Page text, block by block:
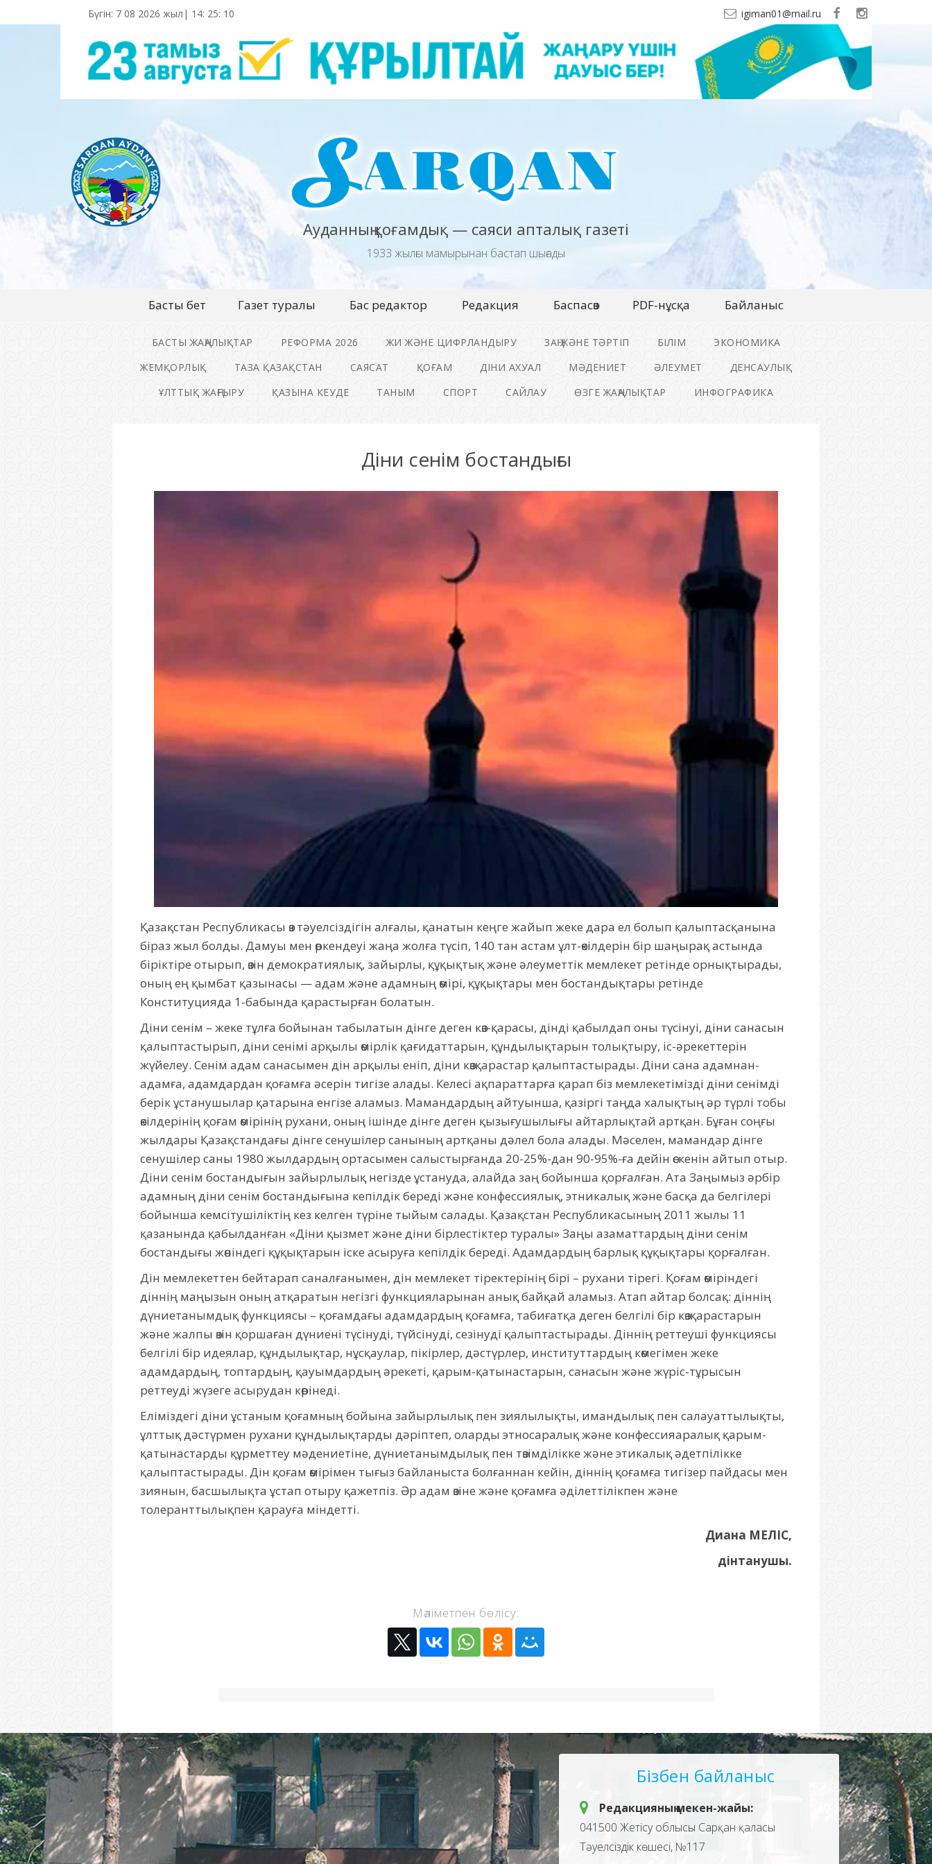
Бүгін: 7 08 2026 жыл| 14: 25: 11 igiman01@mail.ru
Ауданның қоғамдық — саяси апталық газеті
1933 жылғы мамырынан бастап шығады
Басты бет Газет туралы Бас редактор Редакция Баспасөз PDF-нұсқа Байланыс
БАСТЫ ЖАҢАЛЫҚТАР РЕФОРМА 2026 ЖИ ЖӘНЕ ЦИФРЛАНДЫРУ ЗАҢ ЖӘНЕ ТӘРТІП БІЛІМ
ЭКОНОМИКА
ЖЕМҚОРЛЫҚ
ТАЗА ҚАЗАҚСТАН САЯСАТ ҚОҒАМ ДІНИ АХУАЛ МӘДЕНИЕТ ӘЛЕУМЕТ
ДЕНСАУЛЫҚ
ҰЛТТЫҚ ЖАҢҒЫРУ
ҚАЗЫНА КЕУДЕ ТАНЫМ СПОРТ САЙЛАУ ӨЗГЕ ЖАҢАЛЫҚТАР ИНФОГРАФИКА
Діни сенім бостандығы
Қазақстан Республикасы өз тәуелсіздігін алғалы, қанатын кеңге жайып жеке дара ел болып қалыптасқанына
біраз жыл болды. Дамуы мен өркендеуі жаңа жолға түсіп, 140 тан астам ұлт-өкілдерін бір шаңырақ астында
біріктіре отырып, өзін демократиялық, зайырлы, құқықтық және әлеуметтік мемлекет ретінде орнықтырады,
оның ең қымбат қазынасы — адам және адамның өмірі, құқықтары мен бостандықтары ретінде
Конституцияда 1-бабында қарастырған болатын.
Діни сенім – жеке тұлға бойынан табылатын дінге деген көз-қарасы, дінді қабылдап оны түсінуі, діни санасын
қалыптастырып, діни сенімі арқылы өмірлік қағидаттарын, құндылықтарын толықтыру, іс-әрекеттерін
жүйелеу. Сенім адам санасымен дін арқылы еніп, діни көзқарастар қалыптастырады. Діни сана адамнан-
адамға, адамдардан қоғамға әсерін тигізе алады. Келесі ақпараттарға қарап біз мемлекетімізді діни сенімді
берік ұстанушылар қатарына енгізе аламыз. Мамандардың айтуынша, қазіргі таңда халықтың әр түрлі тобы
өкілдерінің қоғам өмірінің рухани, оның ішінде дінге деген қызығушылығы айтарлықтай артқан. Бұған соңғы
жылдары Қазақстандағы дінге сенушілер санының артқаны дәлел бола алады. Мәселен, мамандар дінге
сенушілер саны 1980 жылдардың ортасымен салыстырғанда 20-25%-дан 90-95%-ға дейін өскенін айтып отыр.
Діни сенім бостандығын зайырлылық негізде ұстануда, алайда заң бойынша қорғалған. Ата Заңымыз әрбір
адамның діни сенім бостандығына кепілдік береді және конфессиялық, этникалық және басқа да белгілері
бойынша кемсітушіліктің кез келген түріне тыйым салады. Қазақстан Республикасының 2011 жылы 11
қазанында қабылданған «Діни қызмет және діни бірлестіктер туралы» Заңы азаматтардың дiни сенiм
бостандығы жөнiндегi құқықтарын iске асыруға кепiлдiк береді. Адамдардың барлық құқықтары қорғалған.
Дін мемлекеттен бейтарап саналғанымен, дін мемлекет тіректерінің бірі – рухани тірегі. Қоғам өміріндегі
діннің маңызын оның атқаратын негізгі функцияларынан анық байқай аламыз. Атап айтар болсақ: діннің
дүниетанымдық функциясы – қоғамдағы адамдардың қоғамға, табиғатқа деген белгiлi бiр көзқарастарын
және жалпы өзін қоршаған дүниенi түсiнуді, түйсiнуді, сезiнудi қалыптастырады. Дiннiң реттеушi функциясы
белгiлi бiр идеялар, құндылықтар, нұсқаулар, пiкiрлер, дәстүрлер, институттардың көмегiмен жеке
адамдардың, топтардың, қауымдардың әрекетi, қарым-қатынастарын, санасын және жүрiс-тұрысын
реттеуді жүзеге асырудан көрiнедi.
Еліміздегі діни ұстаным қоғамның бойына зайырлылық пен зиялылықты, имандылық пен салауаттылықты,
ұлттық дәстүрмен рухани құндылықтарды дәріптеп, оларды этносаралық және конфессияаралық қарым-
қатынастарды құрметтеу мәдениетіне, дүниетанымдылық пен төзімділікке және этикалық әдетпілікке
қалыптастырады. Дін қоғам өмірімен тығыз байланыста болғаннан кейін, діннің қоғамға тигізер пайдасы мен
зиянын, басшылықта ұстап отыру қажетпіз. Әр адам өзіне және қоғамға әділеттілікпен және
толеранттылықпен қарауға міндетті.
Диана МЕЛІС,
дінтанушы.
Мәліметпен бөлісу:
Бізбен байланыс
Редакцияның мекен-жайы:
041500 Жетісу облысы Сарқан қаласы
Тәуелсіздік көшесі, №117